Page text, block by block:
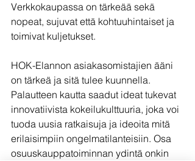
Verkkokaupassa on tärkeää sekä
nopeat, sujuvat että kohtuuhintaiset ja
toimivat kuljetukset.
HOK-Elannon asiakasomistajien ääni
on tärkeä ja sitä tulee kuunnella.
Palautteen kautta saadut ideat tukevat
innovatiivista kokeilukulttuuria, joka voi
tuoda uusia ratkaisuja ja ideoita mitä
erilaisimpiin ongelmatilanteisiin. Osa
osuuskauppatoiminnan ydintä onkin